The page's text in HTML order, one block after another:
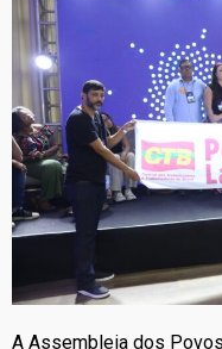
A Assembleia dos